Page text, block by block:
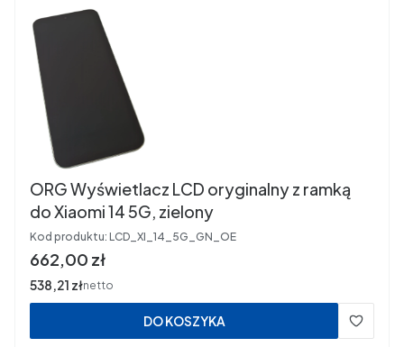
ORG Wyświetlacz LCD oryginalny z ramką
do Xiaomi 14 5G, zielony
Kod produktu: LCD_XI_14_5G_GN_OE
Cena
662,00 zł
Cena
538,21 złnetto
DO KOSZYKA